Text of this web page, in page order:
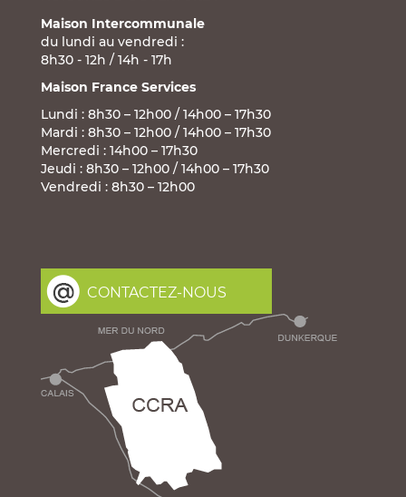
Maison Intercommunale
du lundi au vendredi :
8h30 - 12h / 14h - 17h
Maison France Services
Lundi : 8h30 – 12h00 / 14h00 – 17h30
Mardi : 8h30 – 12h00 / 14h00 – 17h30
Mercredi : 14h00 – 17h30
Jeudi : 8h30 – 12h00 / 14h00 – 17h30
Vendredi : 8h30 – 12h00
CONTACTEZ-NOUS